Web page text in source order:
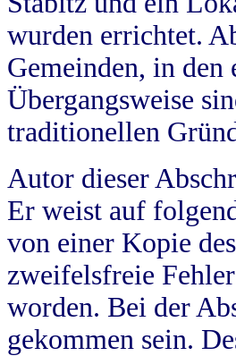
wurden errichtet.
Gemeinden, in den
Übergangsweise
traditionellen
Autor dieser
Er weist auf
von einer Kopie
zweifelsfreie
worden. Bei der
gekommen sein.